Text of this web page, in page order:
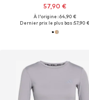
57,90 €
À l'origine : 64,90 €
Dernier prix le plus bas :57,90 €